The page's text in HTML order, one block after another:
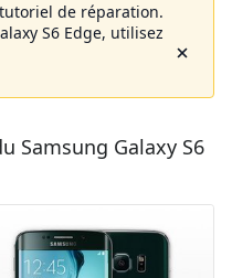
de réparation.
S6 Edge, utilisez
Samsung Galaxy S6